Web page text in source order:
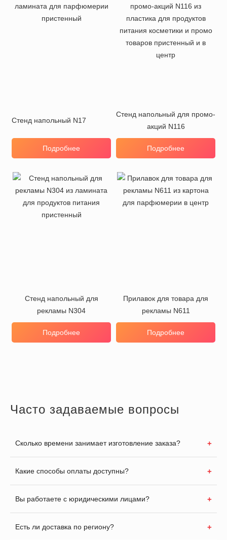
Стенд напольный N17
Подробнее
Стенд напольный для промо-
акций N116
Подробнее
Стенд напольный для
рекламы N304
Подробнее
Прилавок для товара для
рекламы N611
Подробнее
Часто задаваемые вопросы
Сколько времени занимает изготовление заказа?
Какие способы оплаты доступны?
Вы работаете с юридическими лицами?
Есть ли доставка по региону?